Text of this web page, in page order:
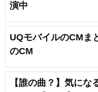
演中
UQモバイルのCMま
のCM
【誰の曲？】気に